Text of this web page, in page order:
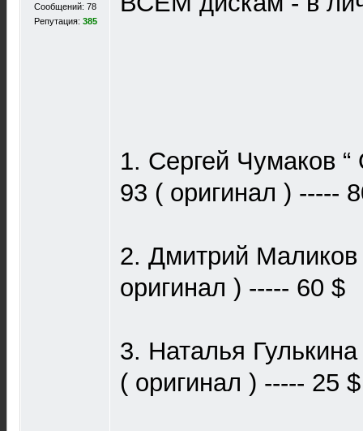
Сообщений: 78
Репутация: 385
1. Сергей Чумаков
93 ( оригинал ) -----
2. Дмитрий Маликов
оригинал ) ----- 60 $
3. Наталья
( оригинал ) ----- 25 $